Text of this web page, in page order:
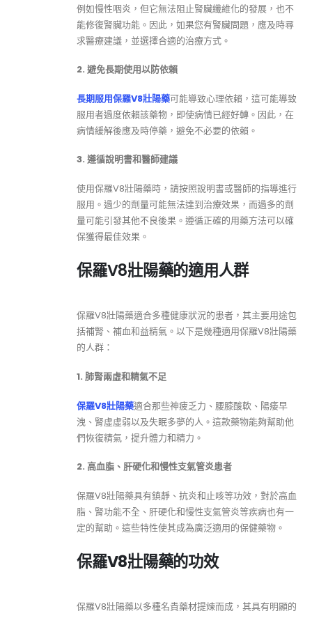
例如慢性咽炎，但它無法阻止腎臟纖維化的發展，也不
能修復腎臟功能。因此，如果您有腎臟問題，應及時尋
求醫療建議，並選擇合適的治療方式。
2. 避免長期使用以防依賴
長期服用保羅V8壯陽藥可能導致心理依賴，這可能導致
服用者過度依賴該藥物，即使病情已經好轉。因此，在
病情緩解後應及時停藥，避免不必要的依賴。
3. 遵循說明書和醫師建議
使用保羅V8壯陽藥時，請按照說明書或醫師的指導進行
服用。過少的劑量可能無法達到治療效果，而過多的劑
量可能引發其他不良後果。遵循正確的用藥方法可以確
保獲得最佳效果。
保羅V8壯陽藥的適用人群
保羅V8壯陽藥適合多種健康狀況的患者，其主要用途包
括補腎、補血和益精氣。以下是幾種適用保羅V8壯陽藥
的人群：
1. 肺腎兩虛和精氣不足
保羅V8壯陽藥適合那些神疲乏力、腰膝酸軟、陽痿早
洩、腎虛虛弱以及失眠多夢的人。這款藥物能夠幫助他
們恢復精氣，提升體力和精力。
2. 高血脂、肝硬化和慢性支氣管炎患者
保羅V8壯陽藥具有鎮靜、抗炎和止咳等功效，對於高血
脂、腎功能不全、肝硬化和慢性支氣管炎等疾病也有一
定的幫助。這些特性使其成為廣泛適用的保健藥物。
保羅V8壯陽藥的功效
保羅V8壯陽藥以多種名貴藥材提煉而成，其具有明顯的